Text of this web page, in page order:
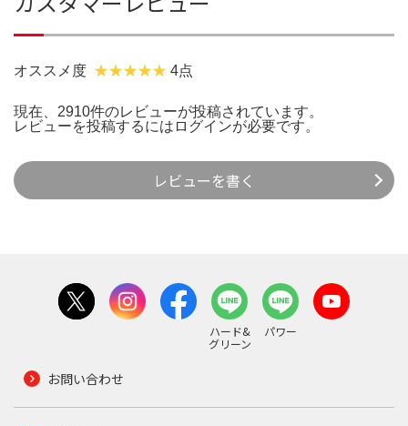
オススメ度 4点
現在、2910件のレビューが投稿されています。
レビューを投稿するには ログインが必要です。
レビューを書く
ハード&
グリーン
パワー
お問い合わせ